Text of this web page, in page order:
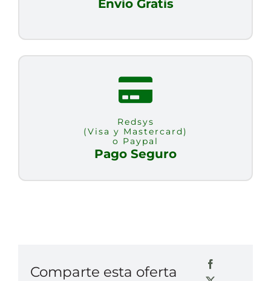
Envío Gratis
Redsys
(Visa y Mastercard)
o Paypal
Pago Seguro
Comparte esta oferta